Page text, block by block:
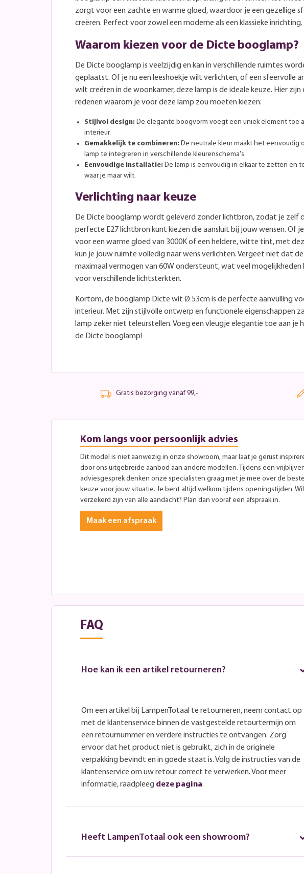
zorgt voor een zachte en warme gloed, waardoor je een gezellige
creëren. Perfect voor zowel een moderne als een klassieke inrichting.
Waarom kiezen voor de Dicte booglamp?
De Dicte booglamp is veelzijdig en kan in verschillende ruimtes
geplaatst. Of je nu een leeshoekje wilt verlichten, of een sfeervolle
wilt creëren in de woonkamer, deze lamp is de ideale keuze. Hier zijn
redenen waarom je voor deze lamp zou moeten kiezen:
Stijlvol design: De elegante boogvorm voegt een uniek element toe
interieur.
Gemakkelijk te combineren: De neutrale kleur maakt het eenvoudig
lamp te integreren in verschillende kleurenschema's.
Eenvoudige installatie: De lamp is eenvoudig in elkaar te zetten en
waar je maar wilt.
Verlichting naar keuze
De Dicte booglamp wordt geleverd zonder lichtbron, zodat je zelf
perfecte E27 lichtbron kunt kiezen die aansluit bij jouw wensen. Of
voor een warme gloed van 3000K of een heldere, witte tint, met
kun je jouw ruimte volledig naar wens verlichten. Vergeet niet dat
maximaal vermogen van 60W ondersteunt, wat veel mogelijkheden
voor verschillende lichtsterkten.
Kortom, de booglamp Dicte wit Ø 53cm is de perfecte aanvulling
interieur. Met zijn stijlvolle ontwerp en functionele eigenschappen
lamp zeker niet teleurstellen. Voeg een vleugje elegantie toe aan je
de Dicte booglamp!
Gratis bezorging vanaf 99,-
Kom langs voor persoonlijk advies
Dit model is niet aanwezig in onze showroom, maar laat je gerust
door ons uitgebreide aanbod aan andere modellen. Tijdens een
adviesgesprek denken onze specialisten graag met je mee over de beste
keuze voor jouw situatie. Je bent altijd welkom tijdens openingstijden.
verzekerd zijn van alle aandacht? Plan dan vooraf een afspraak in.
Maak een afspraak
FAQ
Hoe kan ik een artikel retourneren?
Om een artikel bij LampenTotaal te retourneren, neem contact op
met de klantenservice binnen de vastgestelde retourtermijn om
een retournummer en verdere instructies te ontvangen. Zorg
ervoor dat het product niet is gebruikt, zich in de originele
verpakking bevindt en in goede staat is. Volg de instructies van de
klantenservice om uw retour correct te verwerken. Voor meer
informatie, raadpleeg deze pagina.
Heeft LampenTotaal ook een showroom?